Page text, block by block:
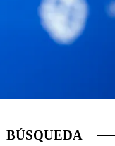
BÚSQUEDA